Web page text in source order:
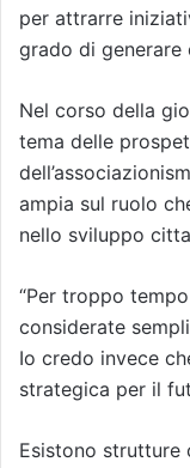
per attrarre
grado di
Nel corso della
tema delle
ampia sul ruolo
nello sviluppo
“Per troppo
considerate
Io credo invece
strategica per il
Esistono strutture